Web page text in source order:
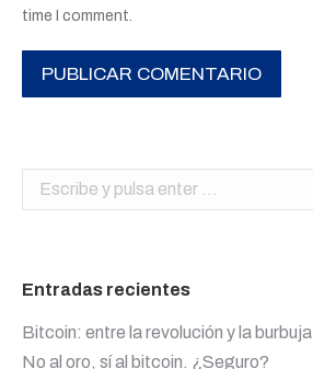
time I comment.
PUBLICAR COMENTARIO
Buscar:
Entradas recientes
Bitcoin: entre la revolución y la burbuja
No al oro, sí al bitcoin. ¿Seguro?